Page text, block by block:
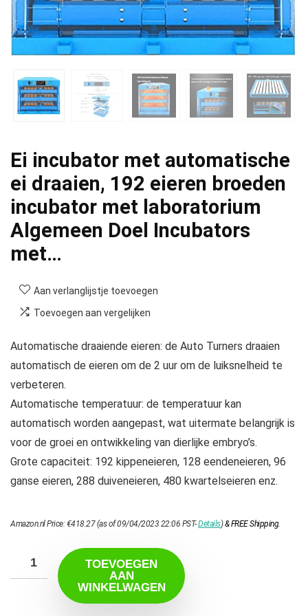
Ei incubator met automatische
ei draaien, 192 eieren broeden
incubator met laboratorium
Algemeen Doel Incubators
met…
Aan verlanglijstje toevoegen
Toevoegen aan vergelijken
Automatische draaiende eieren: de Auto Turners draaien
automatisch de eieren om de 2 uur om de luiksnelheid te
verbeteren.
Automatische temperatuur: de temperatuur kan
automatisch worden aangepast, wat uitermate belangrijk is
voor de groei en ontwikkeling van dierlijke embryo’s.
Grote capaciteit: 192 kippeneieren, 128 eendeneieren, 96
ganse eieren, 288 duiveneieren, 480 kwartelseieren enz.
Amazon.nl Price:€418.27(as of 09/04/2023 22:06 PST-Details)&FREE Shipping.
TOEVOEGEN
AAN
WINKELWAGEN